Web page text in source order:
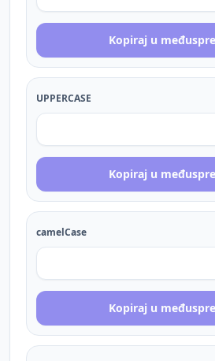
Kopiraj u
UPPERCASE
Kopiraj u
camelCase
Kopiraj u